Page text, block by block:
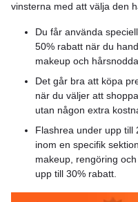
vinsterna med att välja den
Du får använda
50% rabatt när du
makeup och
Det går bra att köpa
när du väljer att
utan någon extra
Flashrea under upp till
inom en specifik
makeup, rengöring
upp till 30% rabatt.